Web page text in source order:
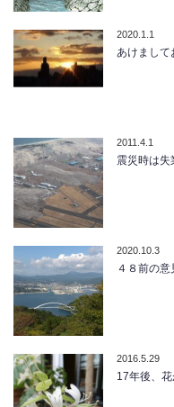
2020.1.1
あけまして
2011.4.1
震災時は失
2020.10.3
４８前の
2016.5.29
17年後、